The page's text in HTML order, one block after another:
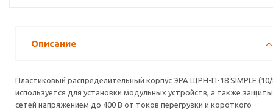
Описание
Пластиковый распределительный корпус ЭРА ЩРН-П-18 SIMPLE
используется для установки модульных устройств, а также защиты
сетей напряжением до 400 В от токов перегрузки и короткого